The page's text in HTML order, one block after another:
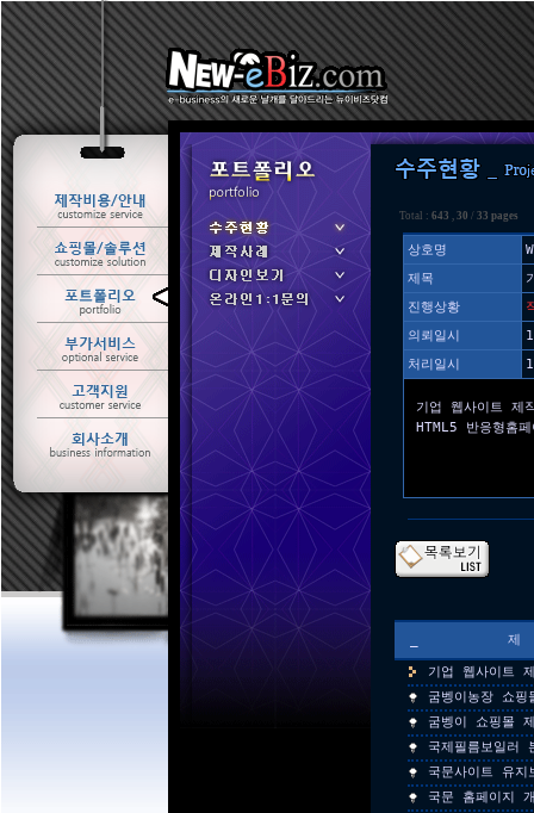
Total : 643 , 30 / 33 pages
상호명
제목
진행상황
의뢰일시
처리일시
기업 웹사이트 제
HTML5 반응형홈
기업 웹사이트
굼벵이농장 쇼핑
굼벵이 쇼핑몰
국제필름보일러
국문사이트 유지
국문 홈페이지
ㆍ 수주현황
ㆍ 제작사례